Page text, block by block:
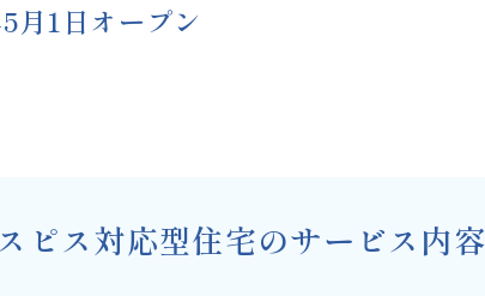
月1日オープン
ピス対応型住宅のサービス内容